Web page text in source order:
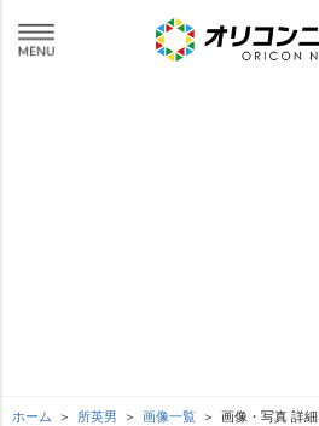
ホーム 所英男 画像一覧 画像・写真 詳細